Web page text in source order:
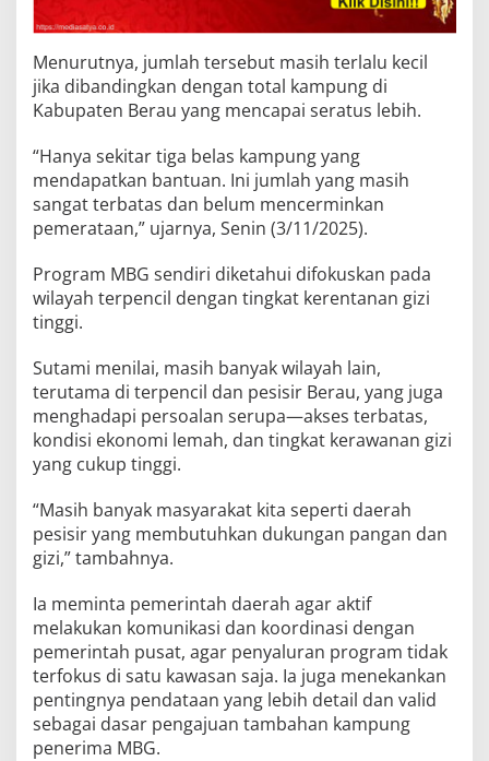
Menurutnya, jumlah tersebut masih terlalu kecil
jika dibandingkan dengan total kampung di
Kabupaten Berau yang mencapai seratus lebih.
“Hanya sekitar tiga belas kampung yang
mendapatkan bantuan. Ini jumlah yang masih
sangat terbatas dan belum mencerminkan
pemerataan,” ujarnya, Senin (3/11/2025).
Program MBG sendiri diketahui difokuskan pada
wilayah terpencil dengan tingkat kerentanan gizi
tinggi.
Sutami menilai, masih banyak wilayah lain,
terutama di terpencil dan pesisir Berau, yang juga
menghadapi persoalan serupa—akses terbatas,
kondisi ekonomi lemah, dan tingkat kerawanan gizi
yang cukup tinggi.
“Masih banyak masyarakat kita seperti daerah
pesisir yang membutuhkan dukungan pangan dan
gizi,” tambahnya.
Ia meminta pemerintah daerah agar aktif
melakukan komunikasi dan koordinasi dengan
pemerintah pusat, agar penyaluran program tidak
terfokus di satu kawasan saja. Ia juga menekankan
pentingnya pendataan yang lebih detail dan valid
sebagai dasar pengajuan tambahan kampung
penerima MBG.